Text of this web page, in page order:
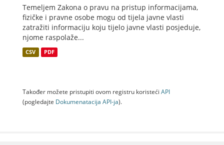
Temeljem Zakona o pravu na pristup informacijama,
fizičke i pravne osobe mogu od tijela javne vlasti
zatražiti informaciju koju tijelo javne vlasti posjeduje,
njome raspolaže...
CSV PDF
Također možete pristupiti ovom registru koristeći API
(pogledajte Dokumenаtаcijа API-jа).